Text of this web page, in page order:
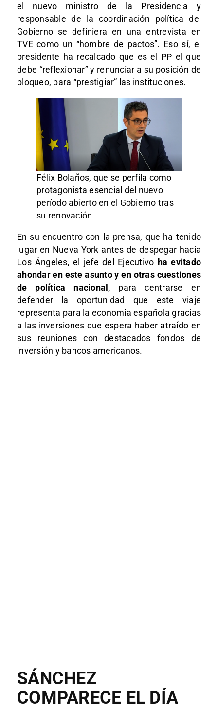
el nuevo ministro de la Presidencia y
responsable de la coordinación política del
Gobierno se definiera en una entrevista en
TVE como un “hombre de pactos”. Eso sí, el
presidente ha recalcado que es el PP el que
debe “reflexionar” y renunciar a su posición de
bloqueo, para “prestigiar” las instituciones.
Félix Bolaños, que se perfila como
protagonista esencial del nuevo
período abierto en el Gobierno tras
su renovación
En su encuentro con la prensa, que ha tenido
lugar en Nueva York antes de despegar hacia
Los Ángeles, el jefe del Ejecutivo ha evitado
ahondar en este asunto y en otras cuestiones
de política nacional, para centrarse en
defender la oportunidad que este viaje
representa para la economía española gracias
a las inversiones que espera haber atraído en
sus reuniones con destacados fondos de
inversión y bancos americanos.
SÁNCHEZ
COMPARECE EL DÍA